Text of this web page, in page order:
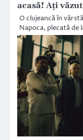
acasă! Ați
O clujeancă în
Napoca, plecată de